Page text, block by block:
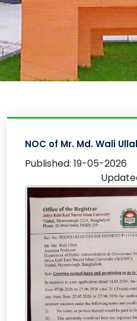
NOC of Mr. Md. Wali
Published: 19-05-2026